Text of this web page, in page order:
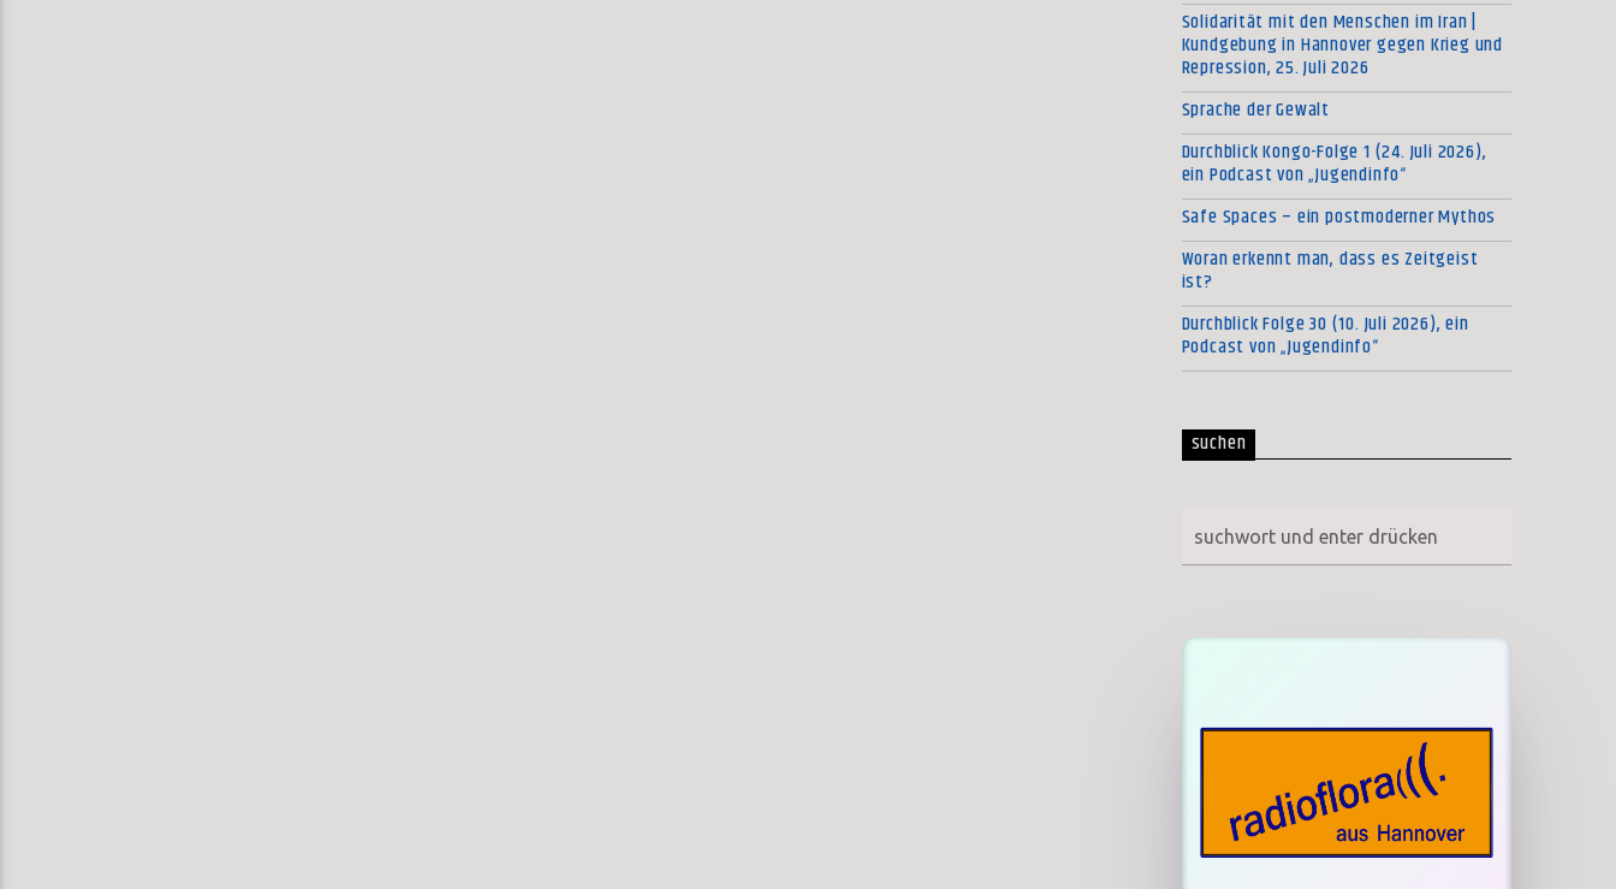
Solidarität mit den Menschen im Iran |
Kundgebung in Hannover gegen Krieg und
Repression, 25. Juli 2026
Sprache der Gewalt
Durchblick Kongo-Folge 1 (24. Juli 2026),
ein Podcast von „Jugendinfo“
Safe Spaces – ein postmoderner Mythos
Woran erkennt man, dass es Zeitgeist
ist?
Durchblick Folge 30 (10. Juli 2026), ein
Podcast von „Jugendinfo“
suchen